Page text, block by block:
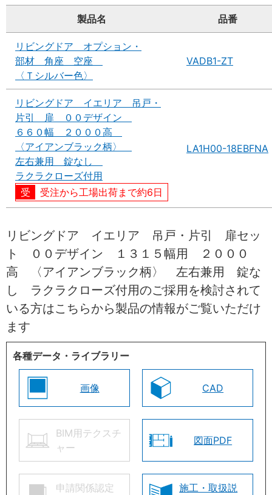
製品名 品番
リビングドア オプション・
部材 角座 空座
〈Ｔシルバー色〉
VADB1-ZT
リビングドア イエリア 吊戸・
片引 扉 ００デザイン
６６０幅 ２０００高
〈アイアンブラック柄〉
左右兼用 錠なし
ラクラクローズ付用
受注から工場出荷まで約6日
LA1H00-18EBFNA
リビングドア イエリア 吊戸・片引 扉セッ
ト ００デザイン １３１５幅用 ２０００
高 〈アイアンブラック柄〉 左右兼用 錠な
し ラクラクローズ付用のご採用を検討されて
いる方はこちらから製品の情報がご覧いただけ
ます
各種データ・ライブラリー
画像 CAD
BIM用テクスチ
ャー
図面PDF
申請関係認定
施工・取扱説